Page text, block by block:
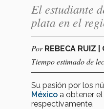
El estudiante
plata en el
Por REBECA RUIZ |
Tiempo estimado de
Su pasión por los
México a obtener
respectivamente.